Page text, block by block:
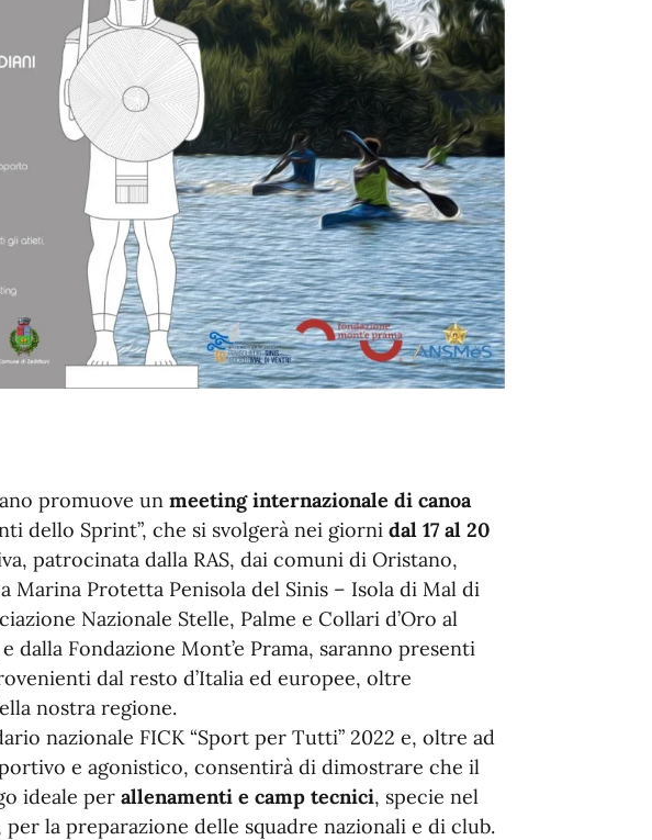
promuove un meeting internazionale di canoa
dello Sprint”, che si svolgerà nei giorni dal 17 al 20
patrocinata dalla RAS, dai comuni di Oristano,
Marina Protetta Penisola del Sinis – Isola di Mal di
Nazionale Stelle, Palme e Collari d’Oro al
dalla Fondazione Mont’e Prama, saranno presenti
dal resto d’Italia ed europee, oltre
nostra regione.
nazionale FICK “Sport per Tutti” 2022 e, oltre ad
e agonistico, consentirà di dimostrare che il
ideale per allenamenti e camp tecnici, specie nel
la preparazione delle squadre nazionali e di club.